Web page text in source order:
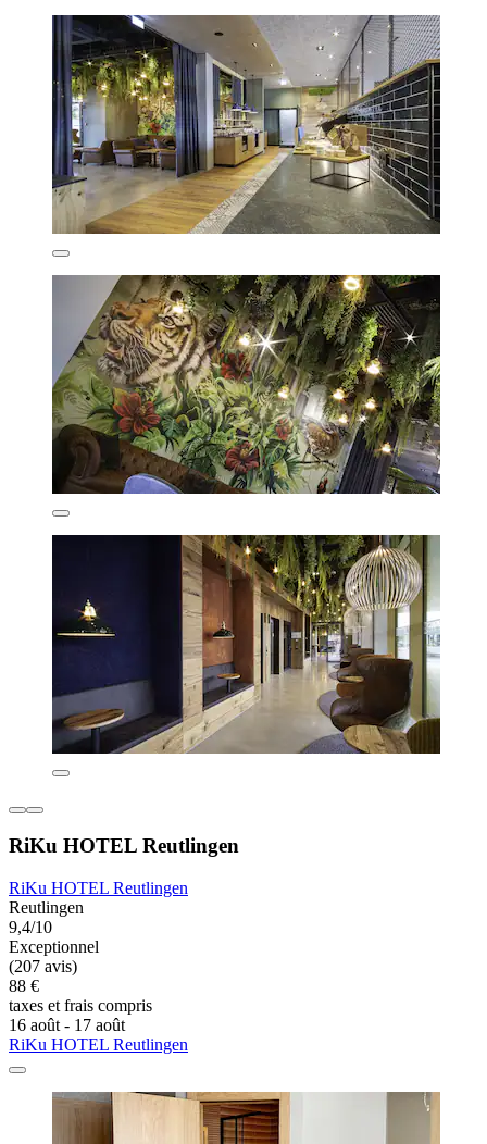
RiKu HOTEL Reutlingen
RiKu HOTEL Reutlingen
Reutlingen
9,4/10
Exceptionnel
(207 avis)
88 €
taxes et frais compris
16 août - 17 août
RiKu HOTEL Reutlingen